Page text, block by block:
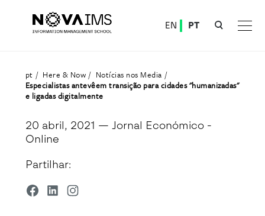
EN PT
pt Here & Now
Notícias nos Media
Especialistas antevêem transição para cidades "humanizadas"
e ligadas digitalmente
20 abril, 2021 — Jornal Económico -
Online
Partilhar: